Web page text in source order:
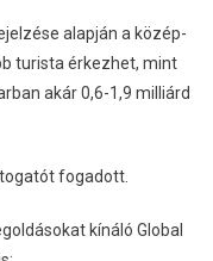
alapján a közép-
turista érkezhet, mint
akár 0,6-1,9 milliárd
fogadott.
kínáló Global